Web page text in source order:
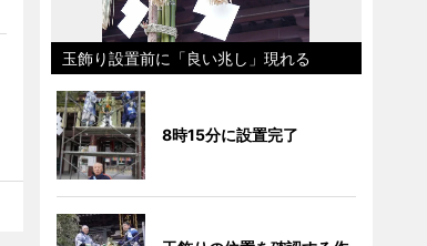
玉飾り設置前に「良い兆し」現れる
8時15分に設置完了